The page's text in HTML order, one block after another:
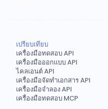
เปรียบเทียบ
เครื่องมือทดสอบ API
เครื่องมือออกแบบ API
ไคลเอนต์ API
เครื่องมือจัดทำเอกสาร API
เครื่องมือจำลอง API
เครื่องมือทดสอบ MCP